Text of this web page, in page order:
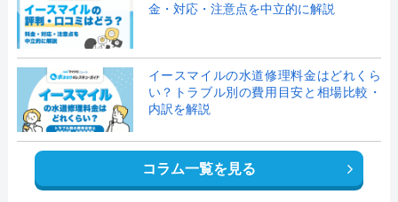
金・対応・注意点を中立的に解説
イースマイルの水道修理料金はどれくら
い？トラブル別の費用目安と相場比較・
内訳を解説
コラム一覧を見る